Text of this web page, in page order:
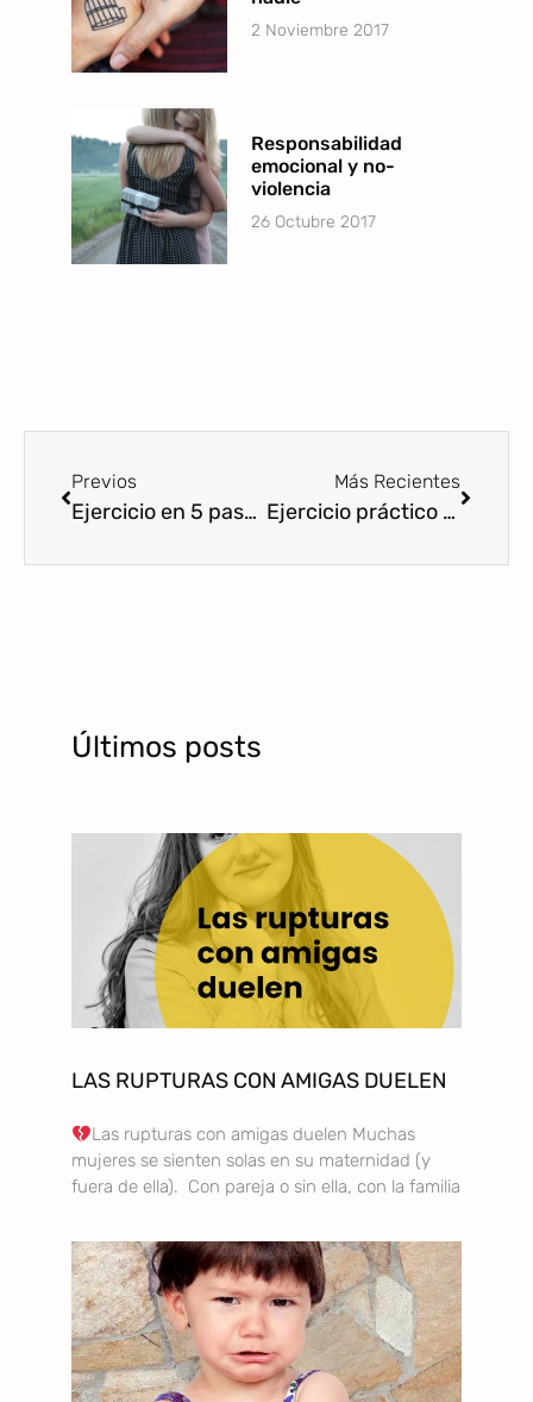
2 Noviembre 2017
Responsabilidad
emocional y no-
violencia
26 Octubre 2017
Previos
Ejercicio en 5 pasos para dejar de centrarnos en las debilidades y errores de nuestros hijos
Más Recientes
Ejercicio práctico para identificar y rebatir nuestros pensamientos negativos
Últimos posts
LAS RUPTURAS CON AMIGAS DUELEN
Las rupturas con amigas duelen Muchas
mujeres se sienten solas en su maternidad (y
fuera de ella). Con pareja o sin ella, con la familia